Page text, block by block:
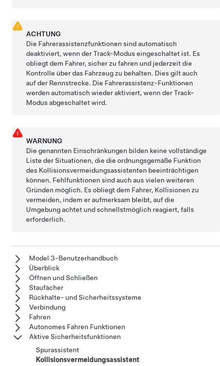
ACHTUNG
Die Fahrerassistenzfunktionen sind automatisch
deaktiviert, wenn der Track-Modus eingeschaltet ist. Es
obliegt dem Fahrer, sicher zu fahren und jederzeit die
Kontrolle über das Fahrzeug zu behalten. Dies gilt auch
auf der Rennstrecke. Die Fahrerassistenz-Funktionen
werden automatisch wieder aktiviert, wenn der Track-
Modus abgeschaltet wird.
WARNUNG
Die genannten Einschränkungen bilden keine vollständige
Liste der Situationen, die die ordnungsgemäße Funktion
des Kollisionsvermeidungsassistenten beeinträchtigen
können. Fehlfunktionen sind auch aus vielen weiteren
Gründen möglich. Es obliegt dem Fahrer, Kollisionen zu
vermeiden, indem er aufmerksam bleibt, auf die
Umgebung achtet und schnellstmöglich reagiert, falls
erforderlich.
Model 3-Benutzerhandbuch
Überblick
Öffnen und Schließen
Staufächer
Rückhalte- und Sicherheitssysteme
Verbindung
Fahren
Autonomes Fahren Funktionen
Aktive Sicherheitsfunktionen
Spurassistent
Kollisionsvermeidungsassistent